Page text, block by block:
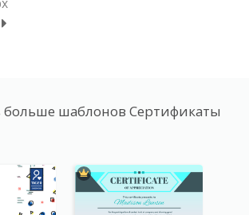
больше шаблонов Сертификаты